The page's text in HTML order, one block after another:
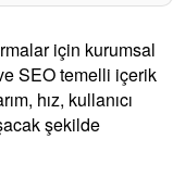
için kurumsal
SEO temelli içerik
hız, kullanıcı
şekilde